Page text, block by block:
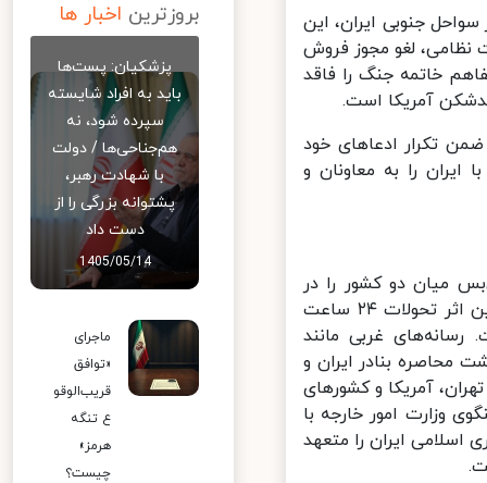
جنوبی ایران، این
لغو مجوز فروش
خاتمه جنگ را فاقد
آمریکا است.
تکرار ادعاهای خود
را به معاونان و
میان دو کشور را در
شکننده‌ترین حالت ممکن خود قرار داده است و تا به این لحظه ملموس‌ترین اثر تحولات ۲۴ ساعت
غربی مانند
بنادر ایران و
آمریکا و کشورهای
وزارت امور خارجه با
اسلامی ایران را متعهد
بروزترین اخبار ها
پزشکیان: پست‌ها
باید به افراد شایسته
سپرده شود، نه
هم‌جناحی‌ها / دولت
با شهادت رهبر،
پشتوانه بزرگی را از
دست داد
1405/05/14
ماجرای
«توافق
قریب‌الوقو
ع تنگه
هرمز»
چیست؟